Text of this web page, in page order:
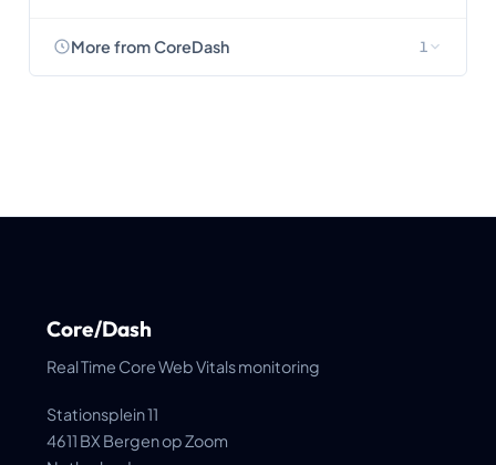
More from CoreDash 1
Core/Dash
Real Time Core Web Vitals monitoring
Stationsplein 11
4611 BX Bergen op Zoom